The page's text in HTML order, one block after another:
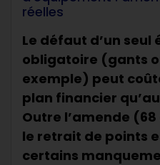
réelles
Le défaut d’un seul
obligatoire (gants
exemple) peut
plan financier
Outre l’amende
le retrait de points
certains